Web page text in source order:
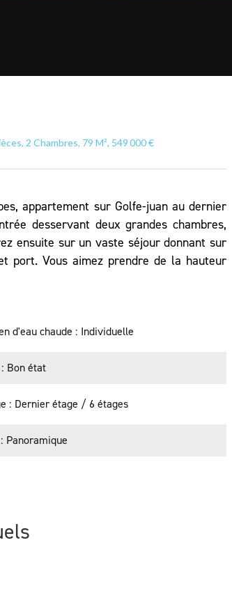
2 Chambres, 79 M², 549 000 €
appartement sur Golfe-juan au dernier
desservant deux grandes chambres,
ensuite sur un vaste séjour donnant sur
port. Vous aimez prendre de la hauteur
d'eau chaude Individuelle
Bon état
Dernier étage / 6 étages
Panoramique